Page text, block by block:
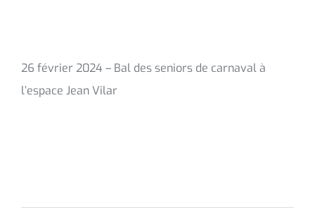
Contacter le maire
26 février 2024 – Bal des seniors de carnaval à
l’espace Jean Vilar